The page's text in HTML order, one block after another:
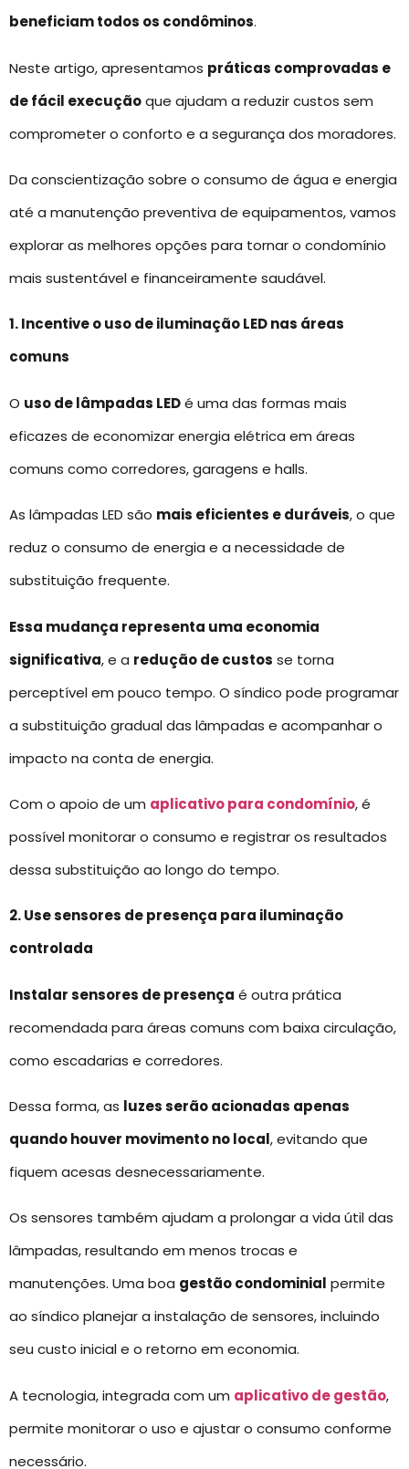
beneficiam todos os condôminos.
Neste artigo, apresentamos práticas comprovadas e
de fácil execuçãoque ajudam a reduzir custos sem
comprometer o conforto e a segurança dos moradores.
Da conscientização sobre o consumo de água e energia
até a manutenção preventiva de equipamentos, vamos
explorar as melhores opções para tornar o condomínio
mais sustentável e financeiramente saudável.
1. Incentive o uso de iluminação LED nas áreas
comuns
O uso de lâmpadas LEDé uma das formas mais
eficazes de economizar energia elétrica em áreas
comuns como corredores, garagens e halls.
As lâmpadas LED são mais eficientes e duráveis, o que
reduz o consumo de energia e a necessidade de
substituição frequente.
Essa mudança representa uma economia
significativa, e a redução de custos se torna
perceptível em pouco tempo. O síndico pode programar
a substituição gradual das lâmpadas e acompanhar o
impacto na conta de energia.
Com o apoio de um aplicativo para condomínio, é
possível monitorar o consumo e registrar os resultados
dessa substituição ao longo do tempo.
2. Use sensores de presença para iluminação
controlada
Instalar sensores de presença é outra prática
recomendada para áreas comuns com baixa circulação,
como escadarias e corredores.
Dessa forma, as luzes serão acionadas apenas
quando houver movimento no local, evitando que
fiquem acesas desnecessariamente.
Os sensores também ajudam a prolongar a vida útil das
lâmpadas, resultando em menos trocas e
manutenções. Uma boa gestão condominial permite
ao síndico planejar a instalação de sensores, incluindo
seu custo inicial e o retorno em economia.
A tecnologia, integrada com um aplicativo de gestão,
permite monitorar o uso e ajustar o consumo conforme
necessário.